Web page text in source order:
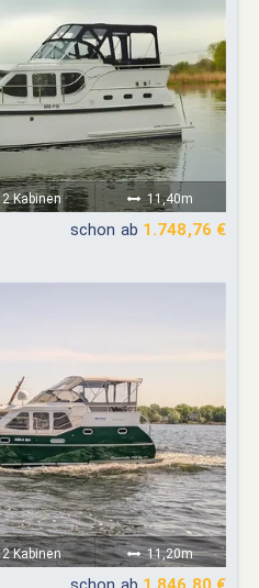
2 Kabinen 11,40m
schon ab 1.748,76 €
2 Kabinen 11,20m